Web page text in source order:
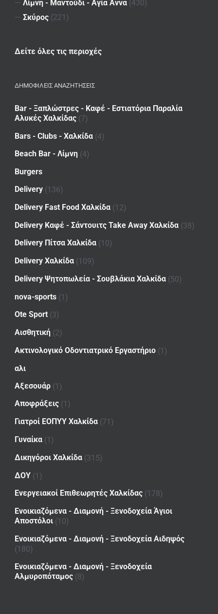
— Λίμνη - Μαντούδι - Αγία Άννα (430)
— Σκύρος (221)
Δείτε όλες τις περιοχές
ΔΗΜΟΦΙΛΕΙΣ ΑΝΑΖΗΤΗΣΕΙΣ
Bar - Ξαπλώστρες - Καφέ - Εστιατόρια Παραλία
Αλυκές Χαλκίδας (7)
Bars - Clubs - Χαλκίδα (4)
Beach Bar - Λίμνη (4)
Burgers
Delivery (136)
Delivery Fast Food Χαλκίδα (12)
Delivery Καφέ - Σάντουιτς Take Away Χαλκίδα (38)
Delivery Πίτσα Χαλκίδα (10)
Delivery Χαλκίδα (109)
Delivery Ψητοπωλεία - Σουβλάκια Χαλκίδα (50)
nova-sports (1)
Ote Sport (3)
Αισθητική (2)
Ακτινολογικό Οδοντιατρικό Εργαστήριο (1)
αλι
Αξεσουάρ (1)
Αποφράξεις (1)
Γιατροί ΕΟΠΥΥ Χαλκίδα (71)
Γυναίκα (1)
Δικηγόροι Χαλκίδα (315)
ΔΟΥ (1)
Ενεργειακοί Επιθεωρητές Χαλκίδας (178)
Ενοικιαζόμενα - Διαμονή - Ξενοδοχεία Άγιοι
Αποστόλοι (10)
Ενοικιαζόμενα - Διαμονή - Ξενοδοχεία Αιδηψός
(180)
Ενοικιαζόμενα - Διαμονή - Ξενοδοχεία
Αλμυροπόταμος (8)